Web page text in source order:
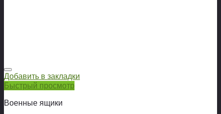
Добавить в закладки
Быстрый просмотр
Военные ящики